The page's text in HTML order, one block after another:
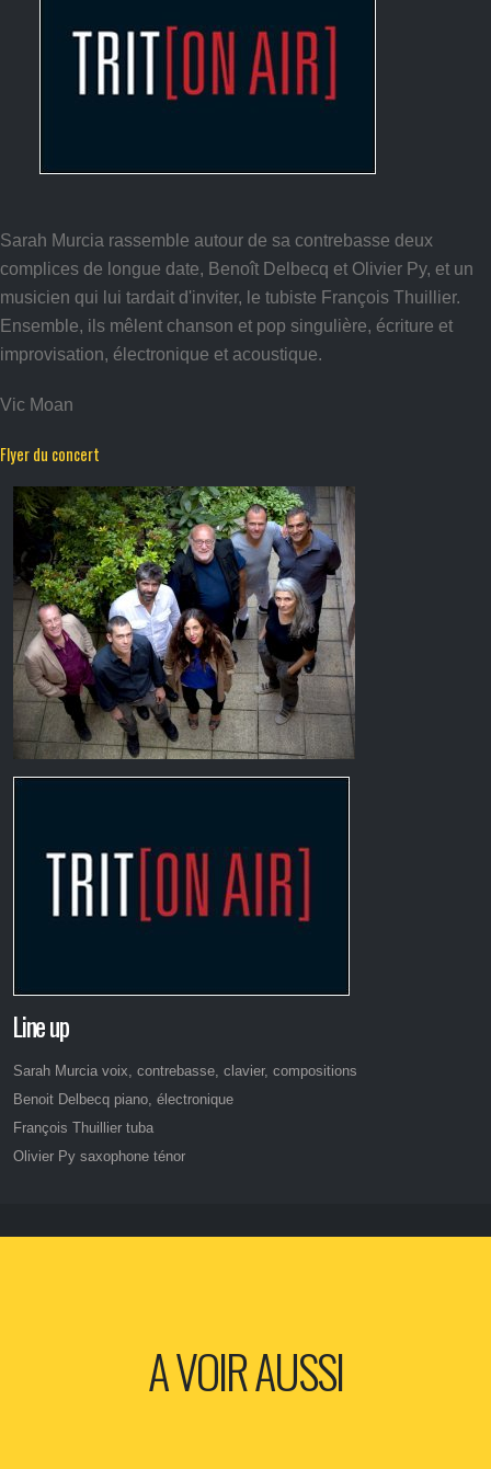
Sarah Murcia rassemble autour de sa contrebasse deux
complices de longue date, Benoît Delbecq et Olivier Py, et un
musicien qui lui tardait d'inviter, le tubiste François Thuillier.
Ensemble, ils mêlent chanson et pop singulière, écriture et
improvisation, électronique et acoustique.
Vic Moan
Flyer du concert
Line up
Sarah Murcia voix, contrebasse, clavier, compositions
Benoit Delbecq piano, électronique
François Thuillier tuba
Olivier Py saxophone ténor
A VOIR AUSSI